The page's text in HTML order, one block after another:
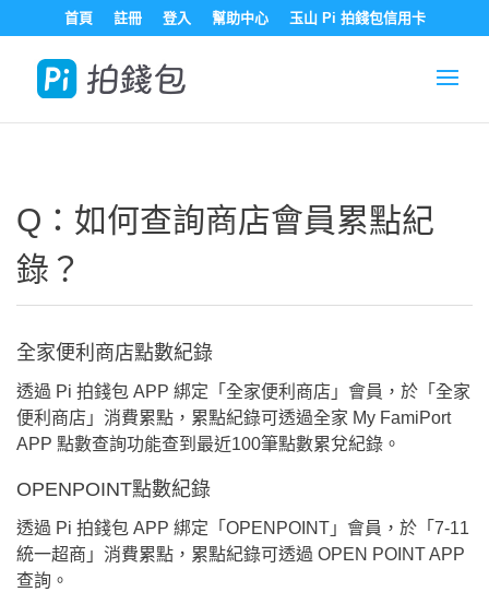
首頁 註冊 登入 幫助中心 玉山 Pi 拍錢包信用卡
Q：如何查詢商店會員累點紀
錄？
全家便利商店點數紀錄
透過 Pi 拍錢包 APP 綁定「全家便利商店」會員，於「全家
便利商店」消費累點，累點紀錄可透過全家 My FamiPort
APP 點數查詢功能查到最近100筆點數累兌紀錄。
OPENPOINT點數紀錄
透過 Pi 拍錢包 APP 綁定「OPENPOINT」會員，於「7-11
統一超商」消費累點，累點紀錄可透過 OPEN POINT APP
查詢。